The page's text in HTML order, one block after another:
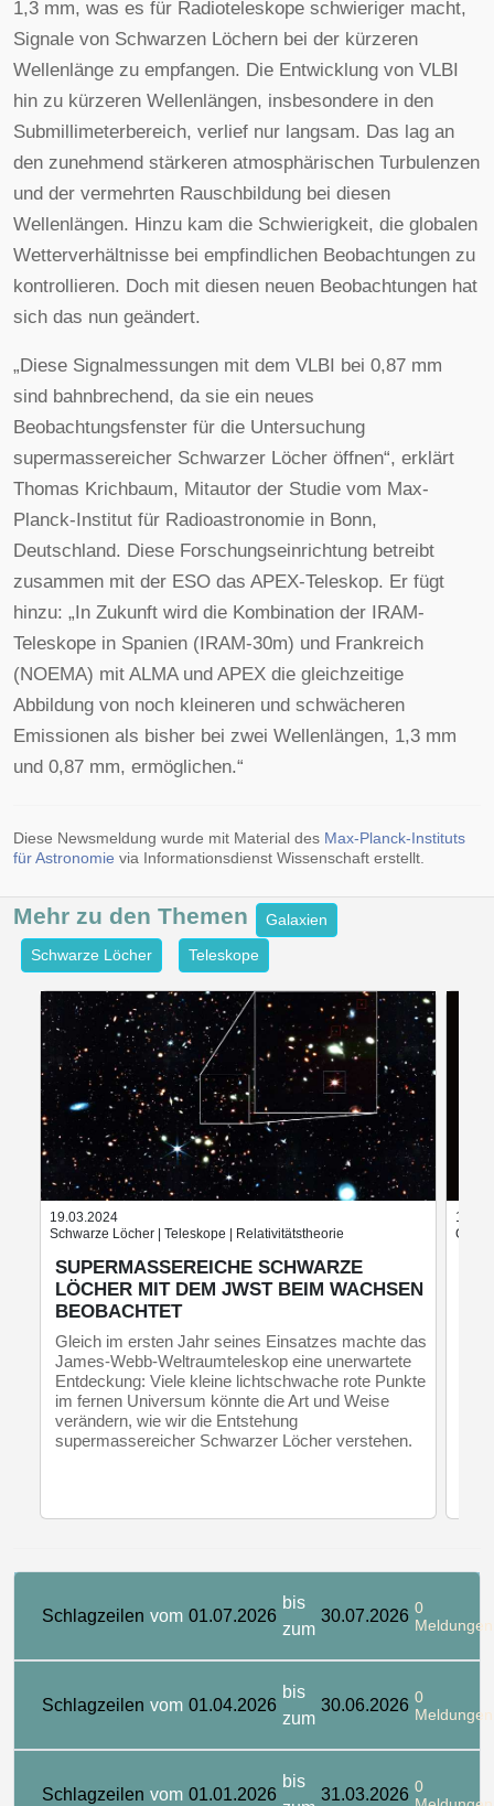
1,3 mm, was es für Radioteleskope schwieriger macht,
Signale von Schwarzen Löchern bei der kürzeren
Wellenlänge zu empfangen. Die Entwicklung von VLBI
hin zu kürzeren Wellenlängen, insbesondere in den
Submillimeterbereich, verlief nur langsam. Das lag an
den zunehmend stärkeren atmosphärischen Turbulenzen
und der vermehrten Rauschbildung bei diesen
Wellenlängen. Hinzu kam die Schwierigkeit, die globalen
Wetterverhältnisse bei empfindlichen Beobachtungen zu
kontrollieren. Doch mit diesen neuen Beobachtungen hat
sich das nun geändert.
„Diese Signalmessungen mit dem VLBI bei 0,87 mm
sind bahnbrechend, da sie ein neues
Beobachtungsfenster für die Untersuchung
supermassereicher Schwarzer Löcher öffnen“, erklärt
Thomas Krichbaum, Mitautor der Studie vom Max-
Planck-Institut für Radioastronomie in Bonn,
Deutschland. Diese Forschungseinrichtung betreibt
zusammen mit der ESO das APEX-Teleskop. Er fügt
hinzu: „In Zukunft wird die Kombination der IRAM-
Teleskope in Spanien (IRAM-30m) und Frankreich
(NOEMA) mit ALMA und APEX die gleichzeitige
Abbildung von noch kleineren und schwächeren
Emissionen als bisher bei zwei Wellenlängen, 1,3 mm
und 0,87 mm, ermöglichen.“
Diese Newsmeldung wurde mit Material des Max-Planck-Instituts
für Astronomie via Informationsdienst Wissenschaft erstellt.
Mehr zu den Themen
Galaxien
Schwarze Löcher
Teleskope
19.03.2024
Schwarze Löcher | Teleskope | Relativitätstheorie
SUPERMASSEREICHE SCHWARZE
LÖCHER MIT DEM JWST BEIM WACHSEN
BEOBACHTET
Gleich im ersten Jahr seines Einsatzes machte das
James-Webb-Weltraumteleskop eine unerwartete
Entdeckung: Viele kleine lichtschwache rote Punkte
im fernen Universum könnte die Art und Weise
verändern, wie wir die Entstehung
supermassereicher Schwarzer Löcher verstehen.
Schlagzeilen vom 01.07.2026
bis
zum
30.07.2026 0
Meldungen
Schlagzeilen vom 01.04.2026
bis
zum
30.06.2026 0
Meldungen
Schlagzeilen vom 01.01.2026
bis
31.03.2026 0